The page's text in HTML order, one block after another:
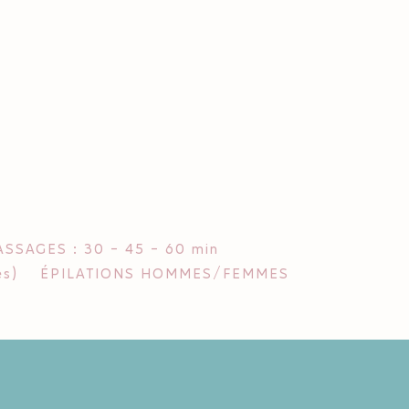
: 30 - 45 - 60 min
ÉPILATIONS HOMMES/FEMMES